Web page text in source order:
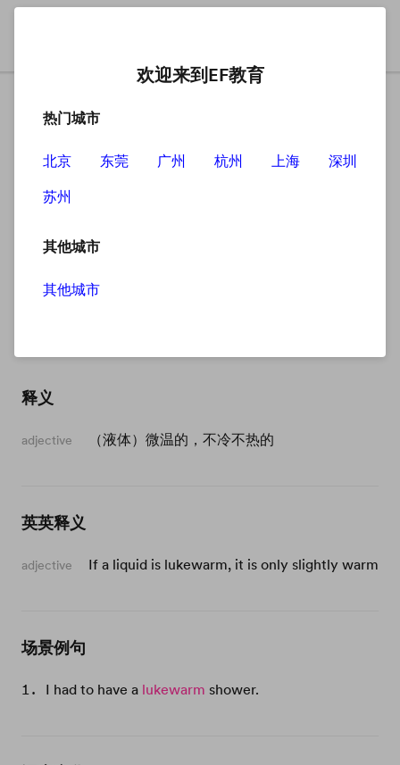
lukewarm
释义
adjective （液体）微温的，不冷不热的
英英释义
adjective If a liquid is lukewarm, it is only slightly warm
场景例句
I had to have a lukewarm shower.
欢迎来到EF教育
热门城市
北京 东莞 广州 杭州 上海
深圳
苏州
其他城市
其他城市